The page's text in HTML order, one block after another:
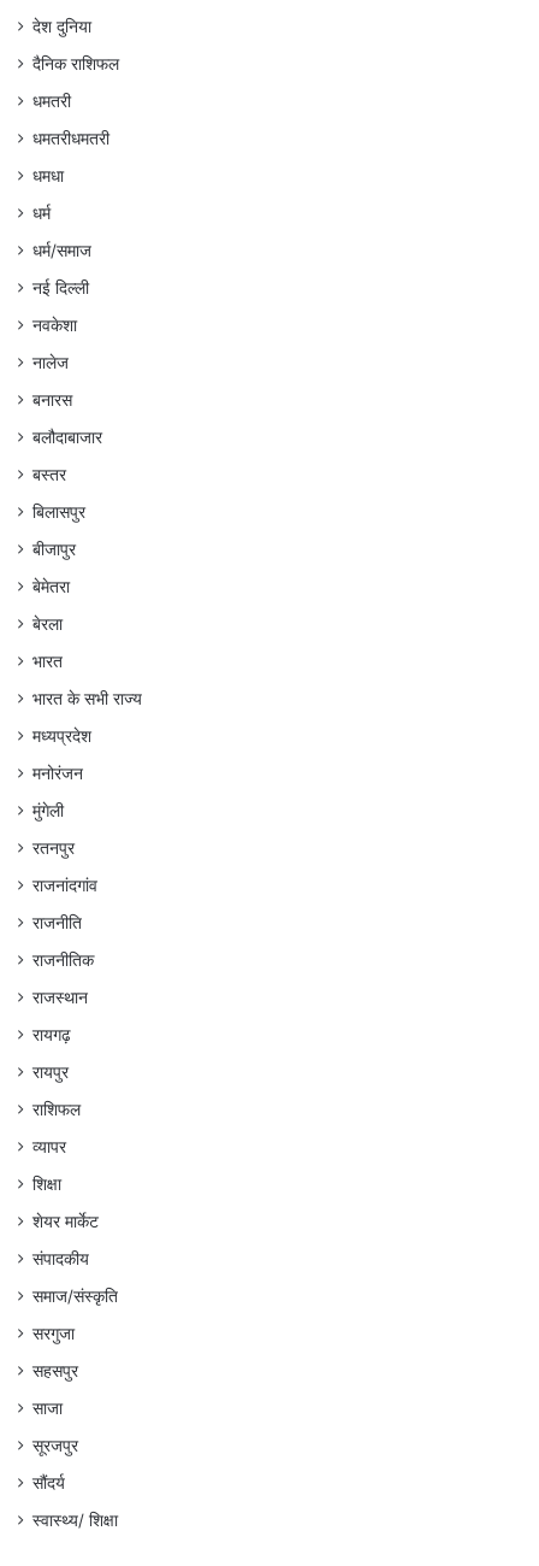
देश दुनिया
दैनिक राशिफल
धमतरी
धमतरीधमतरी
धमधा
धर्म
धर्म/समाज
नई दिल्ली
नवकेशा
नालेज
बनारस
बलौदाबाजार
बस्तर
बिलासपुर
बीजापुर
बेमेतरा
बेरला
भारत
भारत के सभी राज्य
मध्यप्रदेश
मनोरंजन
मुंगेली
रतनपुर
राजनांदगांव
राजनीति
राजनीतिक
राजस्थान
रायगढ़
रायपुर
राशिफल
व्यापर
शिक्षा
शेयर मार्केट
संपादकीय
समाज/संस्कृति
सरगुजा
सहसपुर
साजा
सूरजपुर
सौंदर्य
स्वास्थ्य/ शिक्षा